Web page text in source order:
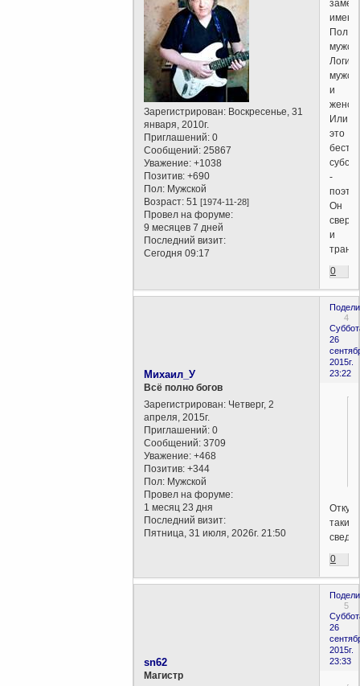
Зарегистрирован: Воскресенье, 31
января, 2010г.
Приглашений: 0
Сообщений: 25867
Уважение: +1038
Позитив: +690
Пол: Мужской
Возраст: 51[1974-11-28]
Провел на форуме:
9 месяцев 7 дней
Последний визит:
Сегодня 09:17
имени.
Пол
Логика
и
Или
это
-
Он
и
0
4
26
2015г.
23:22
Михаил_У
Всё полно богов
Зарегистрирован: Четверг, 2
апреля, 2015г.
Приглашений: 0
Сообщений: 3709
Уважение: +468
Позитив: +344
Пол: Мужской
Провел на форуме:
1 месяц 23 дня
Последний визит:
Пятница, 31 июля, 2026г. 21:50
такие
0
5
26
2015г.
23:33
sn62
Магистр